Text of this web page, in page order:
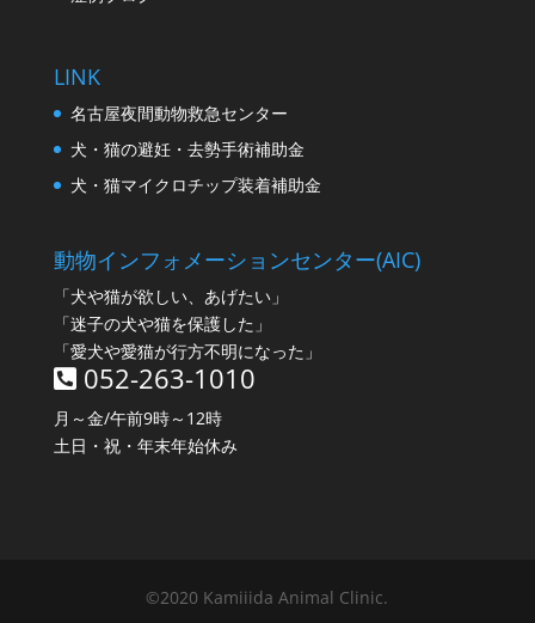
LINK
名古屋夜間動物救急センター
犬・猫の避妊・去勢手術補助金
犬・猫マイクロチップ装着補助金
動物インフォメーションセンター(AIC)
「犬や猫が欲しい、あげたい」
「迷子の犬や猫を保護した」
「愛犬や愛猫が行方不明になった」
052-263-1010
月～金/午前9時～12時
土日・祝・年末年始休み
©2020 Kamiiida Animal Clinic.